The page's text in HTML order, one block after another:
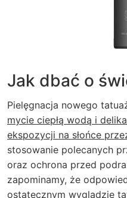
Jak dbać o
Pielęgnacja nowego
mycie ciepłą wodą i
ekspozycji na słońce
stosowanie polecanych
oraz ochrona przed
zapominamy, że
ostatecznym wyglądzie